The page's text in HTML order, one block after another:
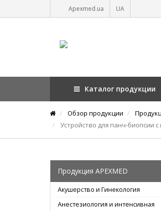
Apexmed.ua UA
Каталог продукции
Обзор продукции
Устройство для панч-биопсии
Продукция APEXMED
Акушерство и Гинекология
Анестезиология и интенсивная